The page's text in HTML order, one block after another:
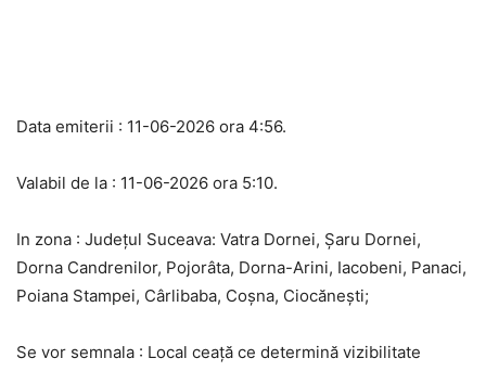
Data emiterii : 11-06-2026 ora 4:56.
Valabil de la : 11-06-2026 ora 5:10.
In zona : Județul Suceava: Vatra Dornei, Șaru Dornei,
Dorna Candrenilor, Pojorâta, Dorna-Arini, Iacobeni, Panaci,
Poiana Stampei, Cârlibaba, Coșna, Ciocănești;
Se vor semnala : Local ceață ce determină vizibilitate